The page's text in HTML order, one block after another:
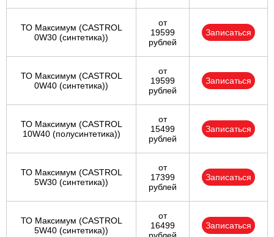
ТО Максимум (CASTROL
0W30 (синтетика))
от
19599
рублей
Записаться
ТО Максимум (CASTROL
0W40 (синтетика))
от
19599
рублей
Записаться
ТО Максимум (CASTROL
10W40 (полусинтетика))
от
15499
рублей
Записаться
ТО Максимум (CASTROL
5W30 (синтетика))
от
17399
рублей
Записаться
ТО Максимум (CASTROL
5W40 (синтетика))
от
16499
Записаться